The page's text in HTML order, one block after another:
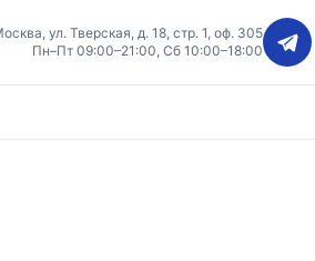
ул. Тверская, д. 18, стр. 1, оф. 305
Пн–Пт 09:00–21:00, Сб 10:00–18:00